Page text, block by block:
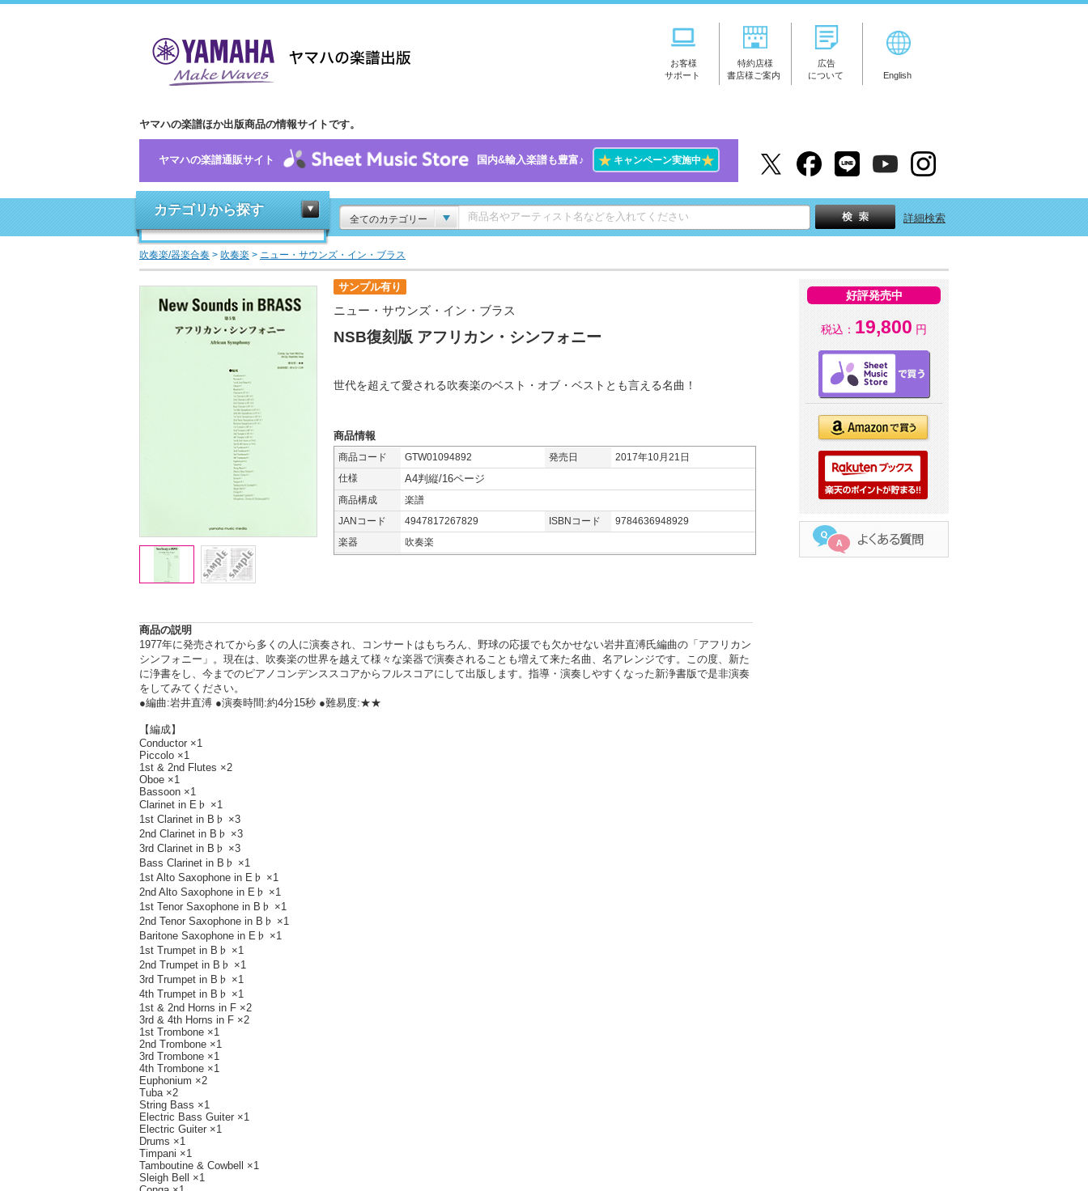
お客様
サポート
特約店様
書店様ご案内
広告
について
English
ヤマハの楽譜ほか出版商品の情報サイトです。
ヤマハの楽譜通販サイト 国内&輸入楽譜も豊富♪ ★キャンペーン実施中★
カテゴリから探す
全てのカテゴリー 詳細検索
吹奏楽/器楽合奏 > 吹奏楽 > ニュー・サウンズ・イン・ブラス
サンプル有り
ニュー・サウンズ・イン・ブラス
NSB復刻版 アフリカン・シンフォニー
世代を超えて愛される吹奏楽のベスト・オブ・ベストとも言える名曲！
商品情報
商品コード GTW01094892 発売日
2017年10月21日
仕様
A4判縦/16ページ
商品構成
楽譜
JANコード
4947817267829 ISBNコード
9784636948929
楽器
吹奏楽
商品の説明
1977年に発売されてから多くの人に演奏され、コンサートはもちろん、野球の応援でも欠かせない岩井直溥氏編曲の「アフリカン
シンフォニー」。現在は、吹奏楽の世界を越えて様々な楽器で演奏されることも増えて来た名曲、名アレンジです。この度、新た
に浄書をし、今までのピアノコンデンススコアからフルスコアにして出版します。指導・演奏しやすくなった新浄書版で是非演奏
をしてみてください。
●編曲:岩井直溥 ●演奏時間:約4分15秒 ●難易度:★★
【編成】
Conductor ×1
Piccolo ×1
1st & 2nd Flutes ×2
Oboe ×1
Bassoon ×1
Clarinet in E♭ ×1
1st Clarinet in B♭ ×3
2nd Clarinet in B♭ ×3
3rd Clarinet in B♭ ×3
Bass Clarinet in B♭ ×1
1st Alto Saxophone in E♭ ×1
2nd Alto Saxophone in E♭ ×1
1st Tenor Saxophone in B♭ ×1
2nd Tenor Saxophone in B♭ ×1
Baritone Saxophone in E♭ ×1
1st Trumpet in B♭ ×1
2nd Trumpet in B♭ ×1
3rd Trumpet in B♭ ×1
4th Trumpet in B♭ ×1
1st & 2nd Horns in F ×2
3rd & 4th Horns in F ×2
1st Trombone ×1
2nd Trombone ×1
3rd Trombone ×1
4th Trombone ×1
Euphonium ×2
Tuba ×2
String Bass ×1
Electric Bass Guiter ×1
Electric Guiter ×1
Drums ×1
Timpani ×1
Tamboutine & Cowbell ×1
Sleigh Bell ×1
好評発売中
税込： 19,800 円